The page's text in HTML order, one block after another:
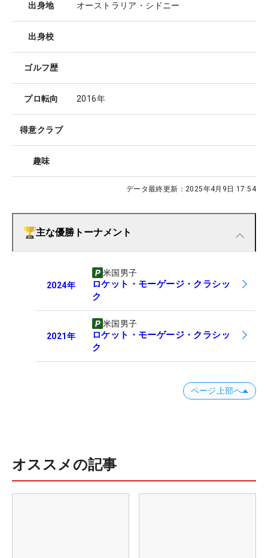
出身地 オーストラリア・シドニー
出身校
ゴルフ歴
プロ転向 2016年
得意クラブ
趣味
データ最終更新： 2025年4月9日 17:54
主な優勝トーナメント
2024年
米国男子
ロケット・モーゲージ・クラシッ
ク
2021年
米国男子
ロケット・モーゲージ・クラシッ
ク
ページ上部へ
オススメの記事